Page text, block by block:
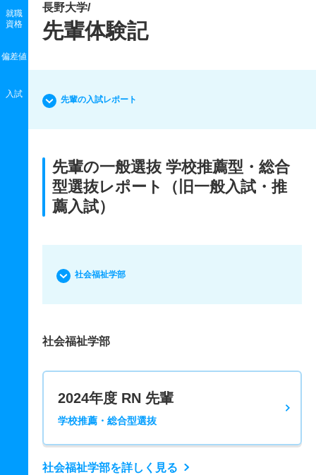
就職
資格
偏差値
入試
長野大学/
先輩体験記
先輩の入試レポート
先輩の一般選抜 学校推薦型・総合
型選抜レポート（旧一般入試・推
薦入試）
社会福祉学部
社会福祉学部
2024年度 RN 先輩
学校推薦・総合型選抜
社会福祉学部を詳しく見る